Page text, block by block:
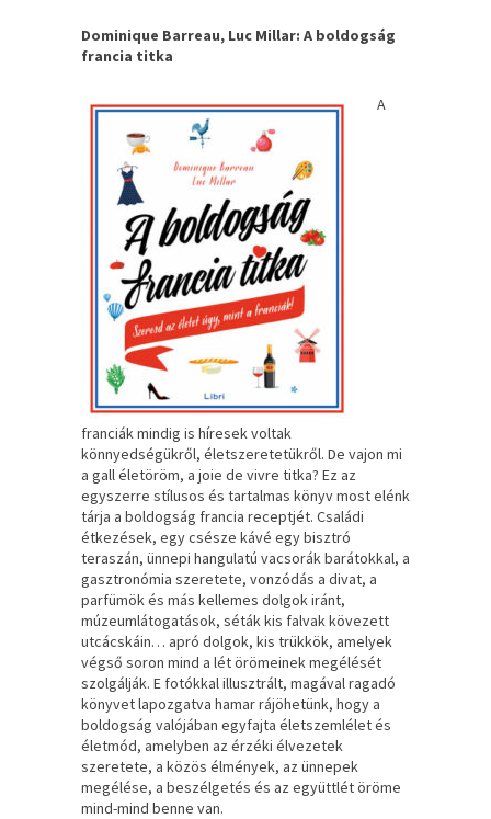
Dominique Barreau, Luc Millar: A boldogság
francia titka
A
franciák mindig is híresek voltak
könnyedségükről, életszeretetükről. De vajon mi
a gall életöröm, a joie de vivre titka? Ez az
egyszerre stílusos és tartalmas könyv most elénk
tárja a boldogság francia receptjét. Családi
étkezések, egy csésze kávé egy bisztró
teraszán, ünnepi hangulatú vacsorák barátokkal, a
gasztronómia szeretete, vonzódás a divat, a
parfümök és más kellemes dolgok iránt,
múzeumlátogatások, séták kis falvak kövezett
utcácskáin… apró dolgok, kis trükkök, amelyek
végső soron mind a lét örömeinek megélését
szolgálják. E fotókkal illusztrált, magával ragadó
könyvet lapozgatva hamar rájöhetünk, hogy a
boldogság valójában egyfajta életszemlélet és
életmód, amelyben az érzéki élvezetek
szeretete, a közös élmények, az ünnepek
megélése, a beszélgetés és az együttlét öröme
mind-mind benne van.